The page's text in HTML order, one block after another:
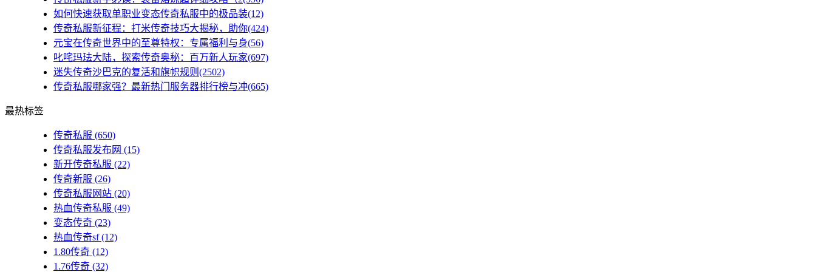
如何快速获取单职业变态传奇私服中的极品装(12)
传奇私服新征程：打米传奇技巧大揭秘，助你(424)
元宝在传奇世界中的至尊特权：专属福利与身(56)
叱咤玛珐大陆，探索传奇奥秘：百万新人玩家(697)
迷失传奇沙巴克的复活和旗帜规则(2502)
传奇私服哪家强？最新热门服务器排行榜与冲(665)
最热标签
传奇私服 (650)
传奇私服发布网 (15)
新开传奇私服 (22)
传奇新服 (26)
传奇私服网站 (20)
热血传奇私服 (49)
变态传奇 (23)
热血传奇sf(12)
1.80传奇 (12)
1.76传奇 (32)